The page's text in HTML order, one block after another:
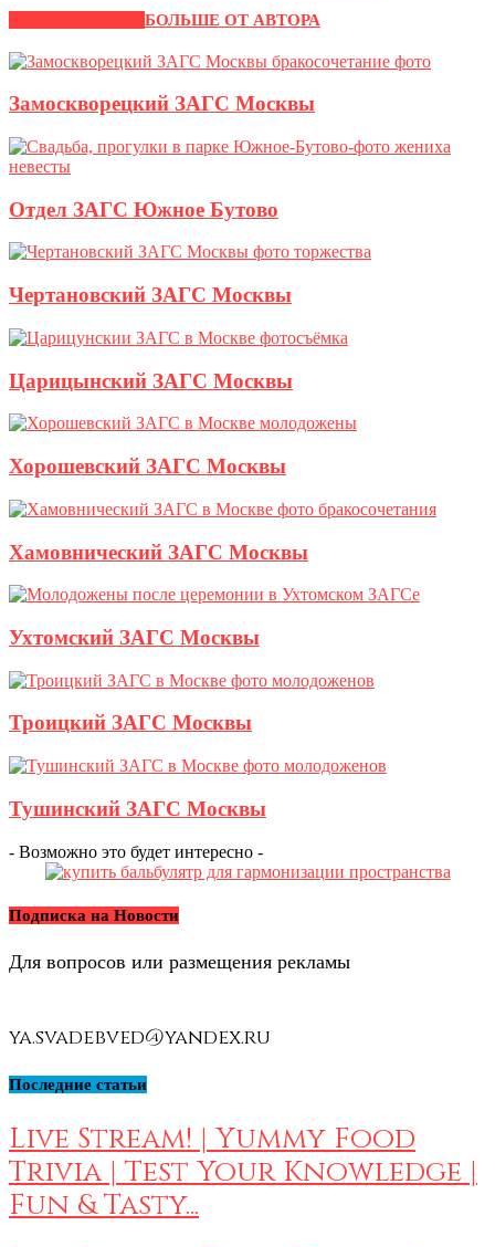
БОЛЬШЕ ОТ АВТОРА
Замоскворецкий ЗАГС Москвы
Отдел ЗАГС Южное Бутово
Чертановский ЗАГС Москвы
Царицынский ЗАГС Москвы
Хорошевский ЗАГС Москвы
Хамовнический ЗАГС Москвы
Ухтомский ЗАГС Москвы
Троицкий ЗАГС Москвы
Тушинский ЗАГС Москвы
- Возможно это будет интересно -
Подписка на Новости
Для вопросов или размещения рекламы
ya.svadebved@yandex.ru
Последние статьи
Live Stream! | Yummy Food
Trivia | Test Your Knowledge |
Fun & Tasty...